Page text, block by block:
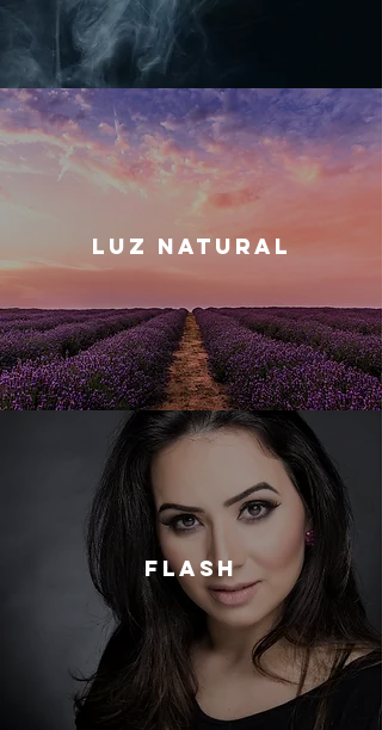
LUZ NATURAL
FLASH